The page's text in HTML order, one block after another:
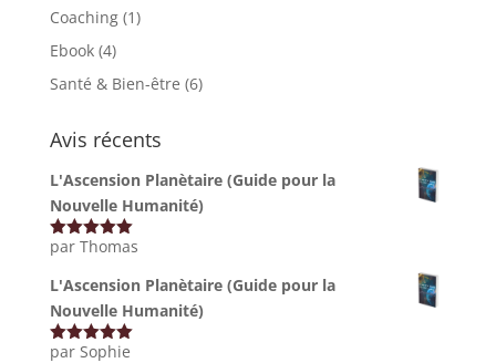
Coaching (1)
Ebook (4)
Santé & Bien-être (6)
Avis récents
L'Ascension Planètaire (Guide pour la
Nouvelle Humanité)
Note 5sur
par Thomas
L'Ascension Planètaire (Guide pour la
Nouvelle Humanité)
Note5sur
par Sophie